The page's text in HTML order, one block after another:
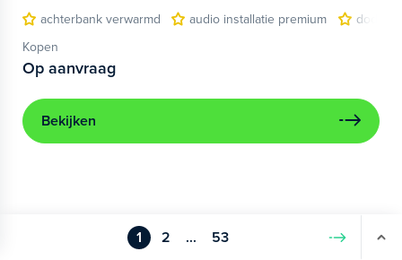
achterbank verwarmd
audio installatie premium
Kopen
Op aanvraag
Bekijken
1 2 ... 53 Volgende